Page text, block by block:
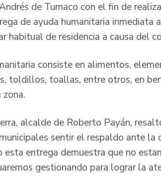
de Tumaco con el fin de
de ayuda humanitaria inmediata
habitual de residencia a causa del
consiste en alimentos,
toldillos, toallas, entre otros, en
alcalde de Roberto Payán,
sentir el respaldo ante la
entrega demuestra que no
gestionando para lograr la